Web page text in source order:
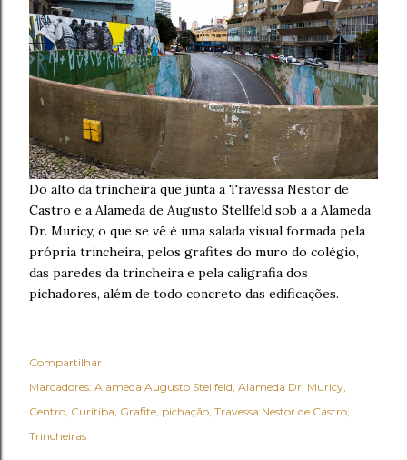
Do alto da trincheira que junta a Travessa Nestor de
Castro e a Alameda de Augusto Stellfeld sob a a Alameda
Dr. Muricy, o que se vê é uma salada visual formada pela
própria trincheira, pelos grafites do muro do colégio,
das paredes da trincheira e pela caligrafia dos
pichadores, além de todo concreto das edificações.
Compartilhar
Marcadores: Alameda Augusto Stellfeld Alameda Dr. Muricy
Centro Curitiba Grafite pichação Travessa Nestor de Castro
Trincheiras